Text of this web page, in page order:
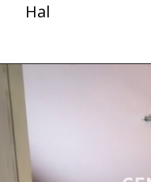
Hal